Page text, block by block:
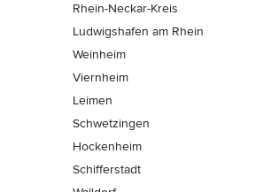
Rhein-Neckar-Kreis
Ludwigshafen am Rhein
Weinheim
Viernheim
Leimen
Schwetzingen
Hockenheim
Schifferstadt